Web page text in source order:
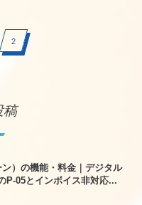
2
稿
）の機能・料金｜デジタル
P-05とインボイス非対応...